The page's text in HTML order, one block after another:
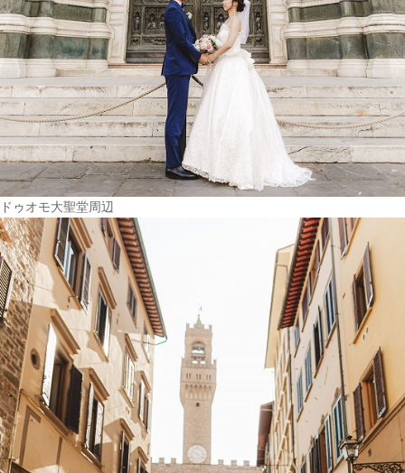
ドゥオモ大聖堂周辺